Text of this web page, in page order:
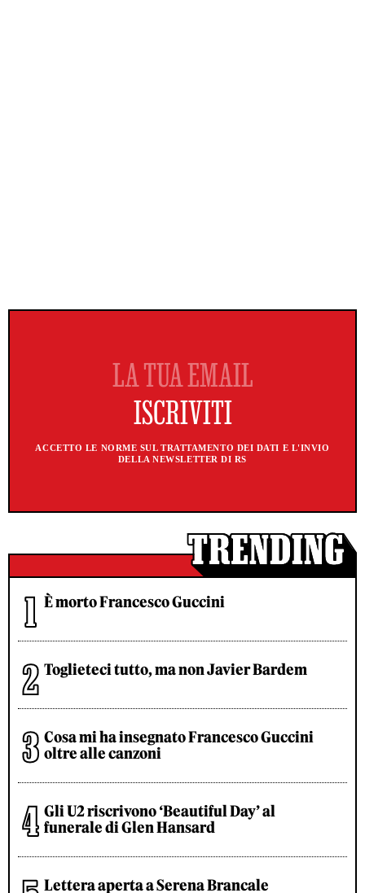
ACCETTO LE NORME SUL TRATTAMENTO DEI DATI E L'INVIO
DELLA NEWSLETTER DI RS
È morto Francesco Guccini
Toglieteci tutto, ma non Javier Bardem
Cosa mi ha insegnato Francesco Guccini
oltre alle canzoni
Gli U2 riscrivono ‘Beautiful Day’ al
funerale di Glen Hansard
Lettera aperta a Serena Brancale